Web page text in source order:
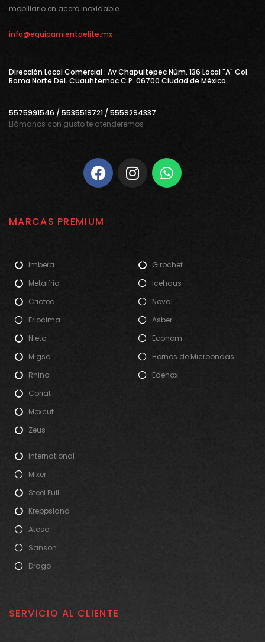
mobiliario en acero inoxidable.
info@equipamientoelite.mx
Direcciòn Local Comercial : Av Chapultepec Nùm. 136 Local "A" Col.
Roma Norte Del. Cuauhtemoc C.P. 06700 Ciudad de Mèxico
5575991546 / 5535519721 / 5559294337
Llámanos con gusto te atenderemos
MARCAS PREMIUM
Imbera
Metalfrio
Criotec
Friocima
Nieto
Migsa
Rhino
Coriat
Mexcut
Zeus
Girochef
Icehaus
Noval
Asber
Econom
Hornos de Microondas
Edenox
International
Mixer
Steel Full
Kreppsland
Atosa
Sanson
Drago
SERVICIO AL CLIENTE